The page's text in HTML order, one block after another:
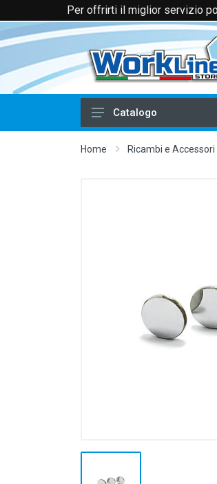
Per offrirti il miglior servizio
+39 0174 088066 (Voce e
Laser
Plotter e Termopresse
Termoformatura
Catalogo
Home Ricambi e Accessori